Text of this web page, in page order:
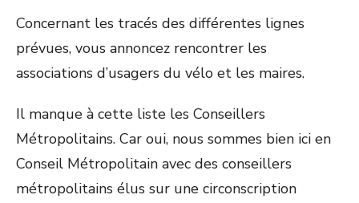
Concernant les tracés des différentes lignes
prévues, vous annoncez rencontrer les
associations d’usagers du vélo et les maires.
Il manque à cette liste les Conseillers
Métropolitains. Car oui, nous sommes bien ici en
Conseil Métropolitain avec des conseillers
métropolitains élus sur une circonscription